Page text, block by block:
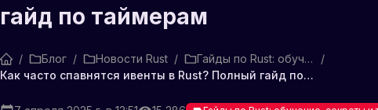
гайд по таймерам
/ Блог / Новости Rust / Гайды по Rust: обучение, секреты и тактики
/
Как часто спавнятся ивенты в Rust? Полный гайд по таймерам